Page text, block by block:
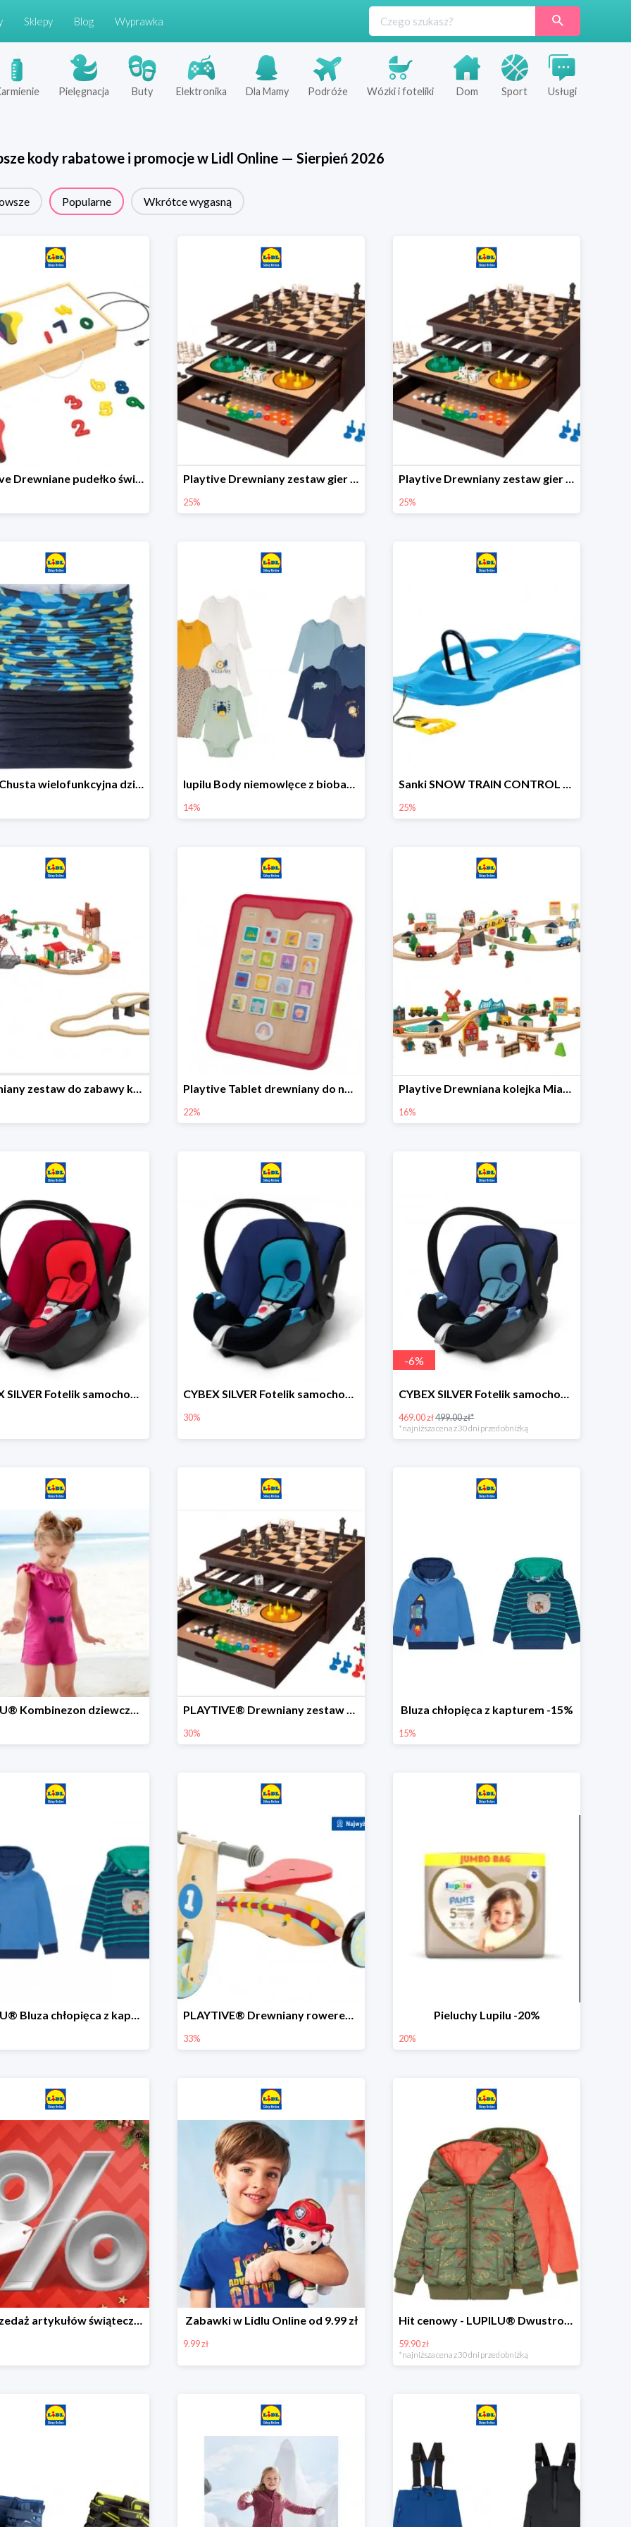
Sklepy Blog Wyprawka
Pielęgnacja Buty Elektronika Dla Mamy Podróże Wózki i foteliki Dom Sport Usługi
kody rabatowe i promocje w Lidl Online— Sierpień 2026
Popularne Wkrótce wygasną
Playtive Drewniane pudełko świetlne MONTESSORI Playtive Drewniany zestaw gier 10 w 1
25%
Playtive Drewniany zestaw gier 10 w 1
25%
lupilu Chusta wielofunkcyjna dziecięca lupilu Body niemowlęce z biobawełny
14%
Sanki SNOW TRAIN CONTROL -25%
25%
Drewniany zestaw do zabawy kolejką - farma i wiadukt Playtive Tablet drewniany do nauki, interaktywny
22%
Playtive Drewniana kolejka Miasto lub Farma
16%
CYBEX SILVER Fotelik samochodowy CYBEX SILVER Fotelik samochodowy -30%
30%
-6%
CYBEX SILVER Fotelik samochodowy + dostawa gratis!
469.00 zł499.00 zł*
*najniższa cena z 30 dni przed obniżką
LUPILU® Kombinezon dziewczęcy z bawełny PLAYTIVE® Drewniany zestaw gier 10 w 1
30%
Bluza chłopięca z kapturem -15%
15%
LUPILU® Bluza chłopięca z kapturem PLAYTIVE® Drewniany rowerek biegowy -33%
33%
Pieluchy Lupilu -20%
20%
Wyprzedaż artykułów świątecznych w Lidlu Online Zabawki w Lidlu Online od 9.99 zł
9.99 zł
Hit cenowy - LUPILU® Dwustronna kurtka dziecięca z polarem
59.90 zł
*najniższa cena z 30 dni przed obniżką